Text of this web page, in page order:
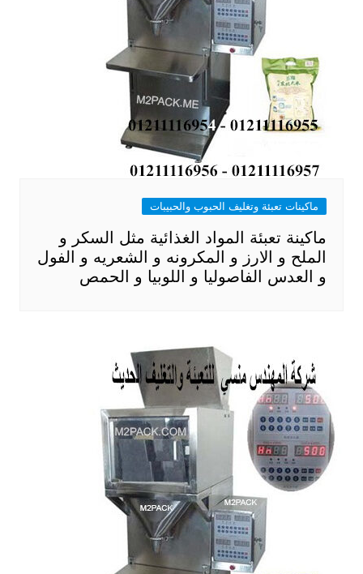
ماكينات تعبئة وتغليف الحبوب والحبيبات
ماكينة تعبئة المواد الغذائية مثل السكر و
الملح و الارز و المكرونه و الشعريه و الفول
و العدس الفاصوليا و اللوبيا و الحمص